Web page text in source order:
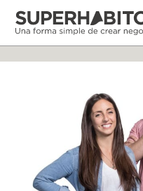
Saltar
contenido